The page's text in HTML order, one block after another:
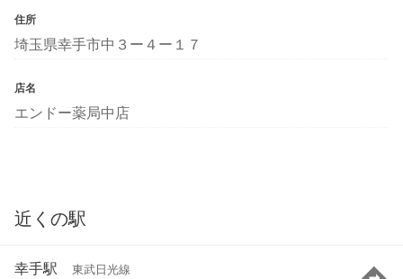
住所
埼玉県幸手市中３ー４ー１７
店名
エンドー薬局中店
近くの駅
幸手駅 東武日光線